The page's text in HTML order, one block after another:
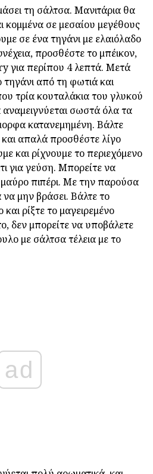
τη σάλτσα. Μανιτάρια θα
κομμένα σε μεσαίου μεγέθους
σε ένα τηγάνι με ελαιόλαδο
προσθέστε το μπέικον,
για περίπου 4 λεπτά. Μετά
από τη φωτιά και
τρία κουταλάκια του γλυκού
σωστά όλα τα
κατανεμημένη. Βάλτε
απαλά προσθέστε λίγο
και ρίχνουμε το περιεχόμενο
για γεύση. Μπορείτε να
πιπέρι. Με την παρούσα
μην βράσει. Βάλτε το
ρίξτε το μαγειρεμένο
δεν μπορείτε να υποβάλετε
με σάλτσα τέλεια με το
ad